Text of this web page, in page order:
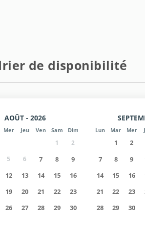
NON DISPONIBLE (contactez-nous).
de disponibilité
AOÛT - 2026
Mer Jeu Ven Sam Dim
1
2
5 6 7 8
9
12 13 14 15
16
19 20 21 22
23
26 27 28 29
30
Lun Mar Mer
1 2
7
8 9
14
15 16
21
22 23
28
29 30